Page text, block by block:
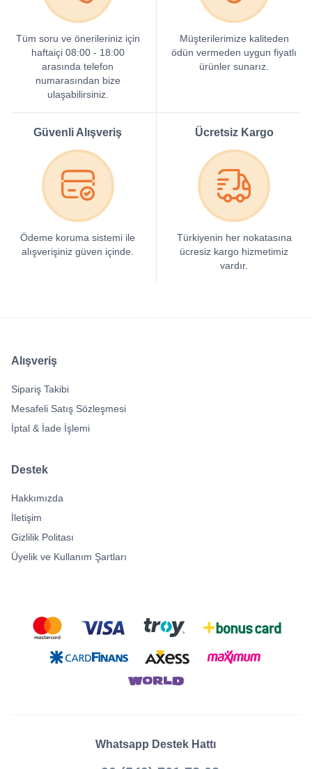
Tüm soru ve önerileriniz için
haftaiçi 08:00 - 18:00
arasında telefon
numarasından bize
ulaşabilirsiniz.
Müşterilerimize kaliteden
ödün vermeden uygun fiyatlı
ürünler sunarız.
Güvenli Alışveriş
Ödeme koruma sistemi ile
alışverişiniz güven içinde.
Ücretsiz Kargo
Türkiyenin her nokatasına
ücresiz kargo hizmetimiz
vardır.
Alışveriş
Sipariş Takibi
Mesafeli Satış Sözleşmesi
İptal & İade İşlemi
Destek
Hakkımızda
İletişim
Gizlilik Politası
Üyelik ve Kullanım Şartları
Whatsapp Destek Hattı